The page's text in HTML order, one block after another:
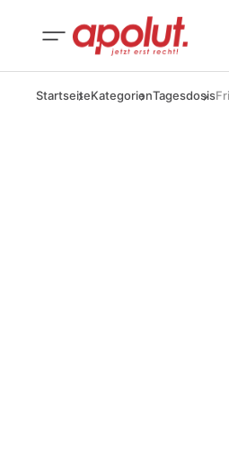
StartseiteKategorienTagesdosis